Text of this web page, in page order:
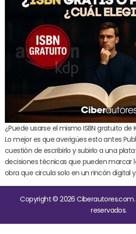
¿Puede usarse el mismo ISBN gratuito de
Lo mejor es que averigües esto antes
cuestión de escribirlo y subirlo a una
decisiones técnicas que pueden marcar
obra que circula solo en un rincón digital
Copyright © 2026
reservados.